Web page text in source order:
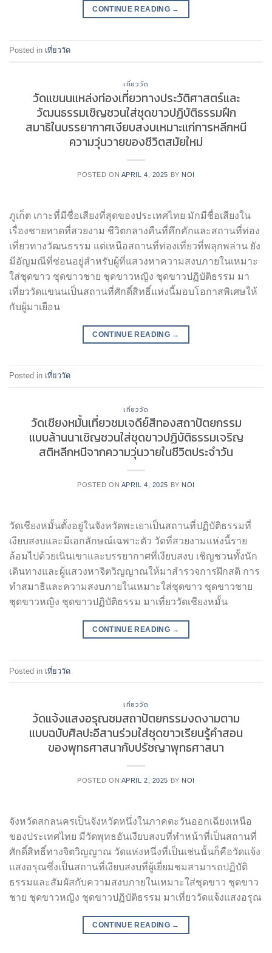
CONTINUE READING →
Posted in เที่ยววัด
เที่ยววัด
วัดแขนนแหล่งท่องเที่ยวทางประวัติศาสตร์และ
วัฒนธรรมเชิญชวนใส่ชุดขาวปฏิบัติธรรมฝึก
สมาธิในบรรยากาศเงียบสงบเหมาะแก่การหลีกหนี
ความวุ่นวายของชีวิตสมัยใหม่
POSTED ON APRIL 4, 2025 BY NOI
ภูเก็ต เกาะที่มีชื่อเสียงที่สุดของประเทศไทย มักมีชื่อเสียงใน
เรื่องชายหาดที่สวยงาม ชีวิตกลางคืนที่คึกคักและสถานที่ท่อง
เที่ยวทางวัฒนธรรม แต่เหนือสถานที่ท่องเที่ยวที่พลุกพล่าน ยัง
มีอัญมณีที่ซ่อนอยู่สำหรับผู้ที่แสวงหาความสงบภายในเหมาะ
ใส่ชุดขาว ชุดขาวชาย ชุดขาวหญิง ชุดขาวปฏิบัติธรรม มา
เที่ยววัดแขนนเป็นสถานที่ศักดิ์สิทธิ์แห่งนี้มอบโอกาสพิเศษให้
กับผู้มาเยือน
CONTINUE READING →
Posted in เที่ยววัด
เที่ยววัด
วัดเชียงหมั้นเที่ยวชมเจดีย์สีทองสถาปัตยกรรม
แบบล้านนาเชิญชวนใส่ชุดขาวปฏิบัติธรรมเจริญ
สติหลีกหนีจากความวุ่นวายในชีวิตประจำวัน
POSTED ON APRIL 4, 2025 BY NOI
วัดเชียงหมั้นตั้งอยู่ในจังหวัดพะเยาเป็นสถานที่ปฏิบัติธรรมที่
เงียบสงบและมีเอกลักษณ์เฉพาะตัว วัดที่สวยงามแห่งนี้ราย
ล้อมไปด้วยเนินเขาและบรรยากาศที่เงียบสงบ เชิญชวนทั้งนัก
เดินทางและผู้แสวงหาจิตวิญญาณให้มาสำรวจการฝึกสติ การ
ทำสมาธิและความสงบภายในเหมาะใส่ชุดขาว ชุดขาวชาย
ชุดขาวหญิง ชุดขาวปฏิบัติธรรม มาเที่ยววัดเชียงหมั้น
CONTINUE READING →
Posted in เที่ยววัด
เที่ยววัด
วัดแจ้งแสงอรุณชมสถาปัตยกรรมงดงามตาม
แบบฉบับศิลปะอีสานร่วมใส่ชุดขาวเรียนรู้คำสอน
ของพุทธศาสนากับปรัชญาพุทธศาสนา
POSTED ON APRIL 2, 2025 BY NOI
จังหวัดสกลนครเป็นจังหวัดหนึ่งในภาคตะวันออกเฉียงเหนือ
ของประเทศไทย มีวัดพุทธอันเงียบสงบที่ทำหน้าที่เป็นสถานที่
ศักดิ์สิทธิ์ทางจิตวิญญาณ วัดแห่งหนึ่งที่เป็นเช่นนั้นก็คือวัดแจ้ง
แสงอรุณซึ่งเป็นสถานที่เงียบสงบที่ผู้เยี่ยมชมสามารถปฏิบัติ
ธรรมและสัมผัสกับความสงบภายในเหมาะใส่ชุดขาว ชุดขาว
ชาย ชุดขาวหญิง ชุดขาวปฏิบัติธรรม มาเที่ยววัดแจ้งแสงอรุณ
CONTINUE READING →